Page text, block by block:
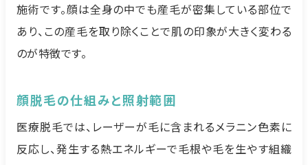
施術です。顔は全身の中でも産毛が密集している部位で
あり、この産毛を取り除くことで肌の印象が大きく変わる
のが特徴です。
顔脱毛の仕組みと照射範囲
医療脱毛では、レーザーが毛に含まれるメラニン色素に
反応し、発生する熱エネルギーで毛根や毛を生やす組織